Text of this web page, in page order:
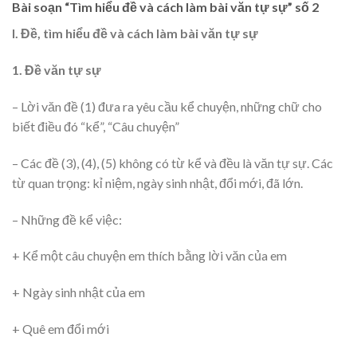
Bài soạn “Tìm hiểu đề và cách làm bài văn tự sự” số 2
I. Đề, tìm hiểu đề và cách làm bài văn tự sự
1. Đề văn tự sự
– Lời văn đề (1) đưa ra yêu cầu kể chuyện, những chữ cho
biết điều đó “kể”, “Câu chuyện”
– Các đề (3), (4), (5) không có từ kể và đều là văn tự sự. Các
từ quan trọng: kỉ niệm, ngày sinh nhật, đổi mới, đã lớn.
– Những đề kể việc:
+ Kể một câu chuyện em thích bằng lời văn của em
+ Ngày sinh nhật của em
+ Quê em đổi mới